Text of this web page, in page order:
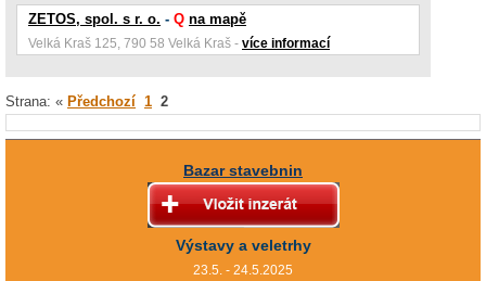
ZETOS, spol. s r. o. - Q na mapě
Velká Kraš 125, 790 58 Velká Kraš - více informací
Strana: « Předchozí 1 2
Bazar stavebnin
Výstavy a veletrhy
23.5. - 24.5.2025